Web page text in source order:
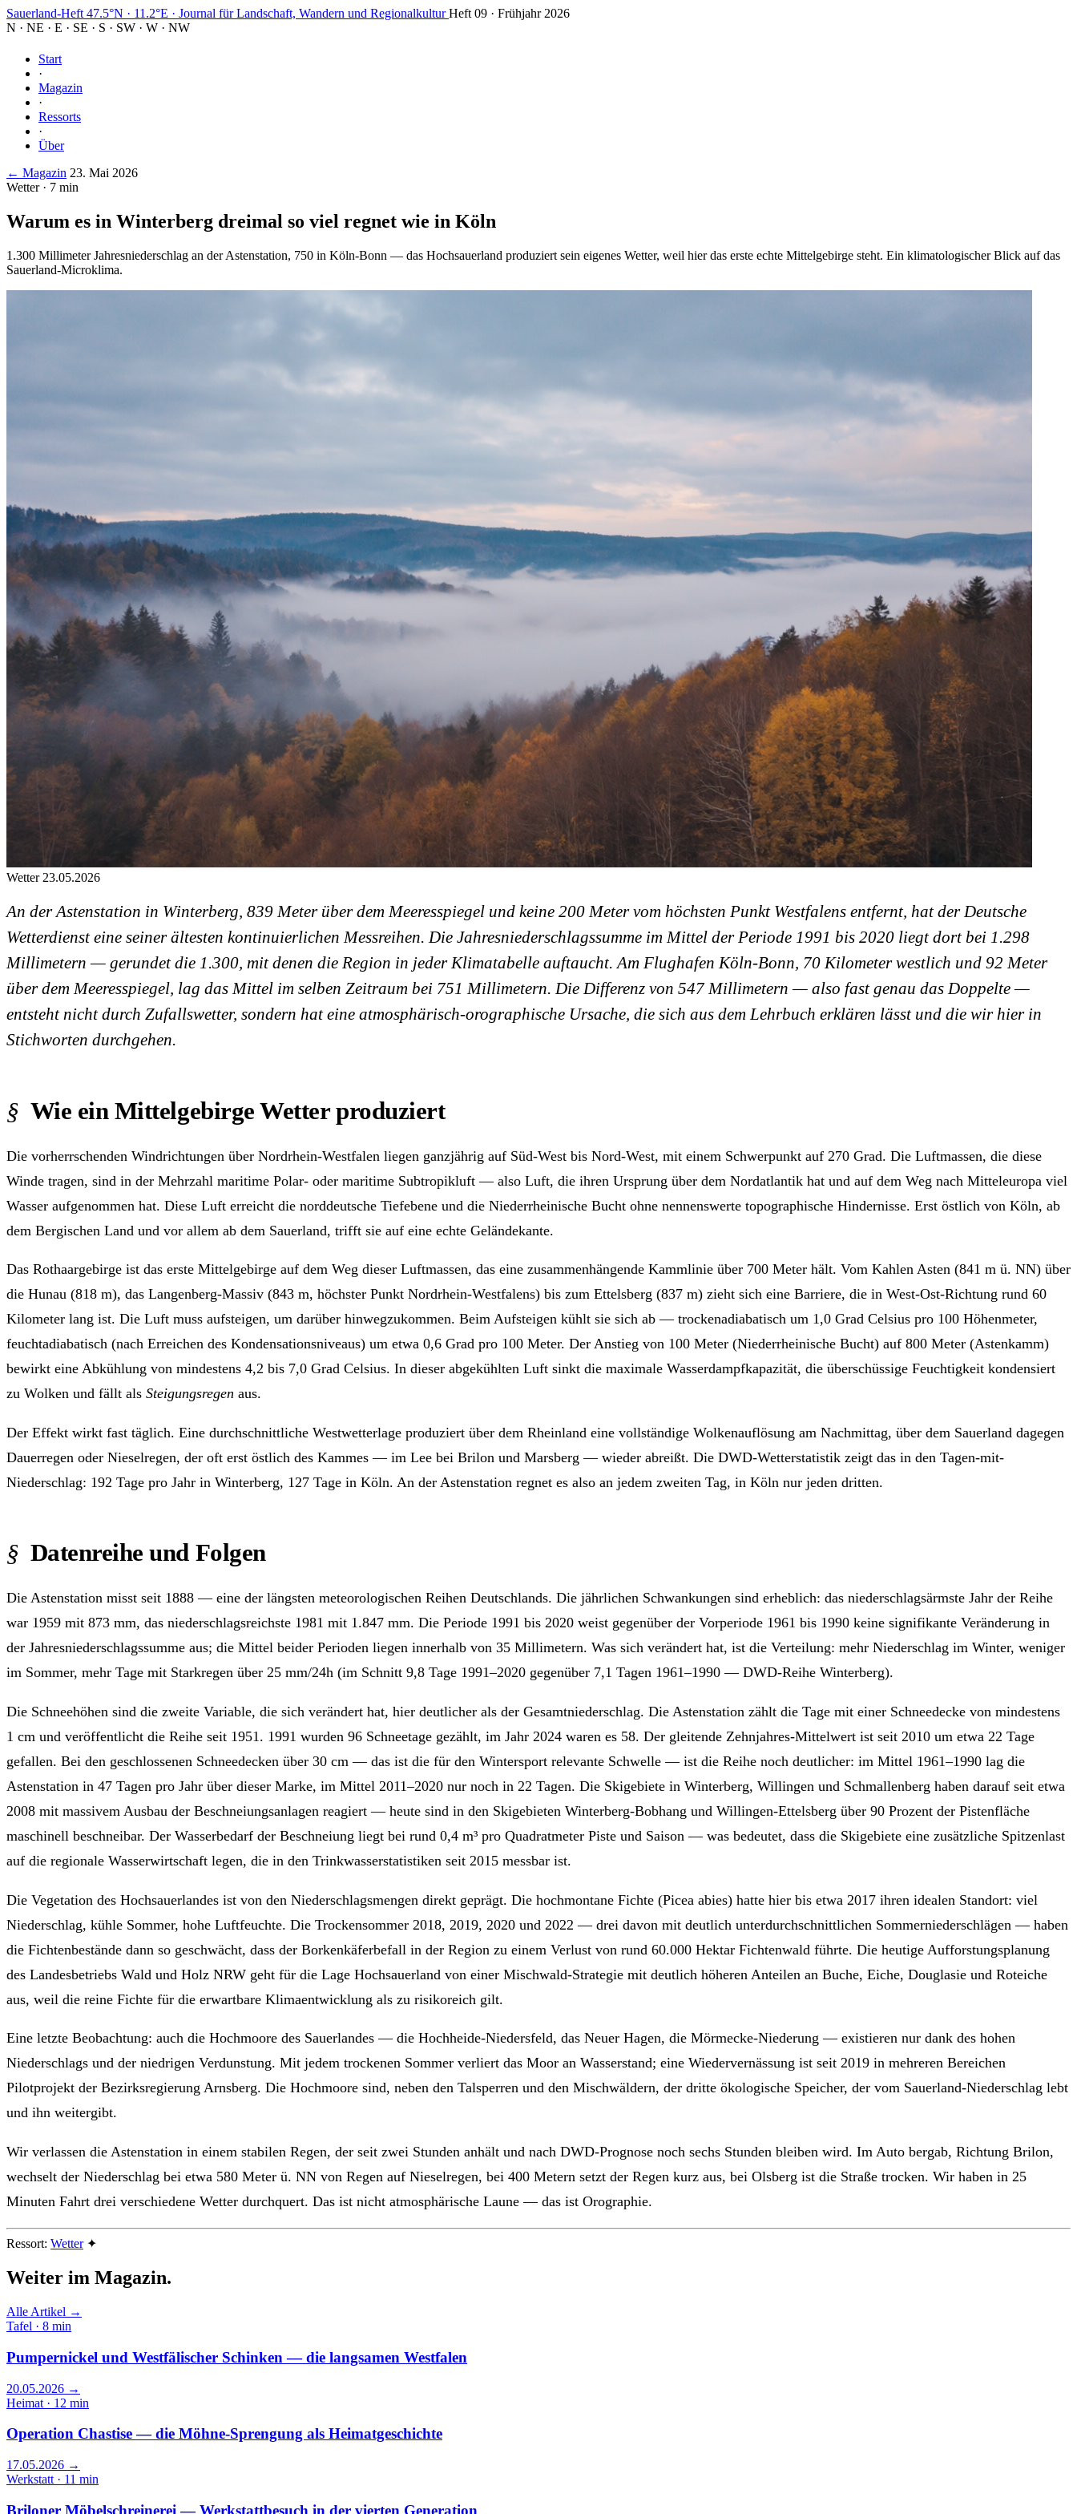
Sauerland-Heft 47.5°N · 11.2°E · Journal für Landschaft, Wandern und Regionalkultur Heft 09 · Frühjahr 2026
N · NE · E · SE · S · SW · W · NW
Start
·
Magazin
·
Ressorts
·
Über
← Magazin 23. Mai 2026
Wetter · 7 min
Warum es in Winterberg dreimal so viel regnet wie in Köln
1.300 Millimeter Jahresniederschlag an der Astenstation, 750 in Köln-Bonn — das Hochsauerland produziert sein eigenes Wetter, weil hier das erste echte Mittelgebirge steht. Ein klimatologischer Blick auf das
Sauerland-Microklima.
Wetter 23.05.2026
An der Astenstation in Winterberg, 839 Meter über dem Meeresspiegel und keine 200 Meter vom höchsten Punkt Westfalens entfernt, hat der Deutsche
Wetterdienst eine seiner ältesten kontinuierlichen Messreihen. Die Jahresniederschlagssumme im Mittel der Periode 1991 bis 2020 liegt dort bei 1.298
Millimetern — gerundet die 1.300, mit denen die Region in jeder Klimatabelle auftaucht. Am Flughafen Köln-Bonn, 70 Kilometer westlich und 92 Meter
über dem Meeresspiegel, lag das Mittel im selben Zeitraum bei 751 Millimetern. Die Differenz von 547 Millimetern — also fast genau das Doppelte —
entsteht nicht durch Zufallswetter, sondern hat eine atmosphärisch-orographische Ursache, die sich aus dem Lehrbuch erklären lässt und die wir hier in
Stichworten durchgehen.
Wie ein Mittelgebirge Wetter produziert
Die vorherrschenden Windrichtungen über Nordrhein-Westfalen liegen ganzjährig auf Süd-West bis Nord-West, mit einem Schwerpunkt auf 270 Grad. Die Luftmassen, die diese
Winde tragen, sind in der Mehrzahl maritime Polar- oder maritime Subtropikluft — also Luft, die ihren Ursprung über dem Nordatlantik hat und auf dem Weg nach Mitteleuropa viel
Wasser aufgenommen hat. Diese Luft erreicht die norddeutsche Tiefebene und die Niederrheinische Bucht ohne nennenswerte topographische Hindernisse. Erst östlich von Köln, ab
dem Bergischen Land und vor allem ab dem Sauerland, trifft sie auf eine echte Geländekante.
Das Rothaargebirge ist das erste Mittelgebirge auf dem Weg dieser Luftmassen, das eine zusammenhängende Kammlinie über 700 Meter hält. Vom Kahlen Asten (841 m ü. NN) über
die Hunau (818 m), das Langenberg-Massiv (843 m, höchster Punkt Nordrhein-Westfalens) bis zum Ettelsberg (837 m) zieht sich eine Barriere, die in West-Ost-Richtung rund 60
Kilometer lang ist. Die Luft muss aufsteigen, um darüber hinwegzukommen. Beim Aufsteigen kühlt sie sich ab — trockenadiabatisch um 1,0 Grad Celsius pro 100 Höhenmeter,
feuchtadiabatisch (nach Erreichen des Kondensationsniveaus) um etwa 0,6 Grad pro 100 Meter. Der Anstieg von 100 Meter (Niederrheinische Bucht) auf 800 Meter (Astenkamm)
bewirkt eine Abkühlung von mindestens 4,2 bis 7,0 Grad Celsius. In dieser abgekühlten Luft sinkt die maximale Wasserdampfkapazität, die überschüssige Feuchtigkeit kondensiert
zu Wolken und fällt als Steigungsregen aus.
Der Effekt wirkt fast täglich. Eine durchschnittliche Westwetterlage produziert über dem Rheinland eine vollständige Wolkenauflösung am Nachmittag, über dem Sauerland dagegen
Dauerregen oder Nieselregen, der oft erst östlich des Kammes — im Lee bei Brilon und Marsberg — wieder abreißt. Die DWD-Wetterstatistik zeigt das in den Tagen-mit-
Niederschlag: 192 Tage pro Jahr in Winterberg, 127 Tage in Köln. An der Astenstation regnet es also an jedem zweiten Tag, in Köln nur jeden dritten.
Datenreihe und Folgen
Die Astenstation misst seit 1888 — eine der längsten meteorologischen Reihen Deutschlands. Die jährlichen Schwankungen sind erheblich: das niederschlagsärmste Jahr der Reihe
war 1959 mit 873 mm, das niederschlagsreichste 1981 mit 1.847 mm. Die Periode 1991 bis 2020 weist gegenüber der Vorperiode 1961 bis 1990 keine signifikante Veränderung in
der Jahresniederschlagssumme aus; die Mittel beider Perioden liegen innerhalb von 35 Millimetern. Was sich verändert hat, ist die Verteilung: mehr Niederschlag im Winter, weniger
im Sommer, mehr Tage mit Starkregen über 25 mm/24h (im Schnitt 9,8 Tage 1991–2020 gegenüber 7,1 Tagen 1961–1990 — DWD-Reihe Winterberg).
Die Schneehöhen sind die zweite Variable, die sich verändert hat, hier deutlicher als der Gesamtniederschlag. Die Astenstation zählt die Tage mit einer Schneedecke von mindestens
1 cm und veröffentlicht die Reihe seit 1951. 1991 wurden 96 Schneetage gezählt, im Jahr 2024 waren es 58. Der gleitende Zehnjahres-Mittelwert ist seit 2010 um etwa 22 Tage
gefallen. Bei den geschlossenen Schneedecken über 30 cm — das ist die für den Wintersport relevante Schwelle — ist die Reihe noch deutlicher: im Mittel 1961–1990 lag die
Astenstation in 47 Tagen pro Jahr über dieser Marke, im Mittel 2011–2020 nur noch in 22 Tagen. Die Skigebiete in Winterberg, Willingen und Schmallenberg haben darauf seit etwa
2008 mit massivem Ausbau der Beschneiungsanlagen reagiert — heute sind in den Skigebieten Winterberg-Bobhang und Willingen-Ettelsberg über 90 Prozent der Pistenfläche
maschinell beschneibar. Der Wasserbedarf der Beschneiung liegt bei rund 0,4 m³ pro Quadratmeter Piste und Saison — was bedeutet, dass die Skigebiete eine zusätzliche Spitzenlast
auf die regionale Wasserwirtschaft legen, die in den Trinkwasserstatistiken seit 2015 messbar ist.
Die Vegetation des Hochsauerlandes ist von den Niederschlagsmengen direkt geprägt. Die hochmontane Fichte (Picea abies) hatte hier bis etwa 2017 ihren idealen Standort: viel
Niederschlag, kühle Sommer, hohe Luftfeuchte. Die Trockensommer 2018, 2019, 2020 und 2022 — drei davon mit deutlich unterdurchschnittlichen Sommerniederschlägen — haben
die Fichtenbestände dann so geschwächt, dass der Borkenkäferbefall in der Region zu einem Verlust von rund 60.000 Hektar Fichtenwald führte. Die heutige Aufforstungsplanung
des Landesbetriebs Wald und Holz NRW geht für die Lage Hochsauerland von einer Mischwald-Strategie mit deutlich höheren Anteilen an Buche, Eiche, Douglasie und Roteiche
aus, weil die reine Fichte für die erwartbare Klimaentwicklung als zu risikoreich gilt.
Eine letzte Beobachtung: auch die Hochmoore des Sauerlandes — die Hochheide-Niedersfeld, das Neuer Hagen, die Mörmecke-Niederung — existieren nur dank des hohen
Niederschlags und der niedrigen Verdunstung. Mit jedem trockenen Sommer verliert das Moor an Wasserstand; eine Wiedervernässung ist seit 2019 in mehreren Bereichen
Pilotprojekt der Bezirksregierung Arnsberg. Die Hochmoore sind, neben den Talsperren und den Mischwäldern, der dritte ökologische Speicher, der vom Sauerland-Niederschlag lebt
und ihn weitergibt.
Wir verlassen die Astenstation in einem stabilen Regen, der seit zwei Stunden anhält und nach DWD-Prognose noch sechs Stunden bleiben wird. Im Auto bergab, Richtung Brilon,
wechselt der Niederschlag bei etwa 580 Meter ü. NN von Regen auf Nieselregen, bei 400 Metern setzt der Regen kurz aus, bei Olsberg ist die Straße trocken. Wir haben in 25
Minuten Fahrt drei verschiedene Wetter durchquert. Das ist nicht atmosphärische Laune — das ist Orographie.
Ressort: Wetter ✦
Weiter im Magazin.
Alle Artikel →
Tafel · 8 min
Pumpernickel und Westfälischer Schinken — die langsamen Westfalen
20.05.2026 →
Heimat · 12 min
Operation Chastise — die Möhne-Sprengung als Heimatgeschichte
17.05.2026 →
Werkstatt · 11 min
Briloner Möbelschreinerei — Werkstattbesuch in der vierten Generation